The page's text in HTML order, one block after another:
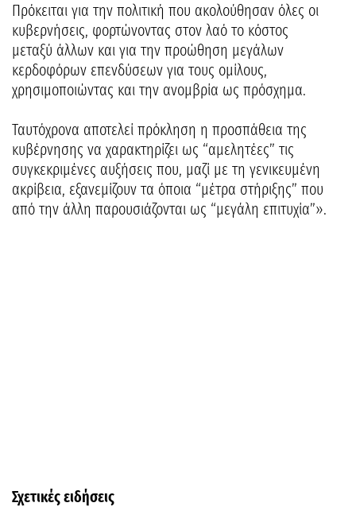
Πρόκειται για την πολιτική που ακολούθησαν όλες οι
κυβερνήσεις, φορτώνοντας στον λαό το κόστος
μεταξύ άλλων και για την προώθηση μεγάλων
κερδοφόρων επενδύσεων για τους ομίλους,
χρησιμοποιώντας και την ανομβρία ως πρόσχημα.
Ταυτόχρονα αποτελεί πρόκληση η προσπάθεια της
κυβέρνησης να χαρακτηρίζει ως “αμελητέες” τις
συγκεκριμένες αυξήσεις που, μαζί με τη γενικευμένη
ακρίβεια, εξανεμίζουν τα όποια “μέτρα στήριξης” που
από την άλλη παρουσιάζονται ως “μεγάλη επιτυχία”».
Σχετικές ειδήσεις